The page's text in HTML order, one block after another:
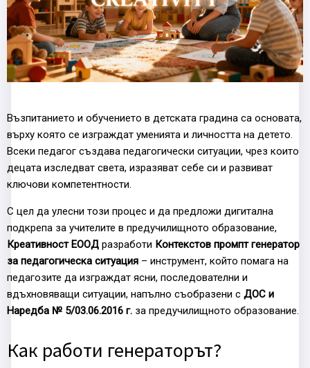
Възпитанието и обучението в детската градина са основата,
върху която се изграждат уменията и личността на детето.
Всеки педагог създава педагогически ситуации, чрез които
децата изследват света, изразяват себе си и развиват
ключови компетентности.
С цел да улесни този процес и да предложи дигитална
подкрепа за учителите в предучилищното образование,
Креативност ЕООД разработи Контекстов промпт генератор
за педагогическа ситуация – инструмент, който помага на
педагозите да изграждат ясни, последователни и
вдъхновяващи ситуации, напълно съобразени с ДОС и
Наредба № 5/03.06.2016 г. за предучилищното образование.
Как работи генераторът?